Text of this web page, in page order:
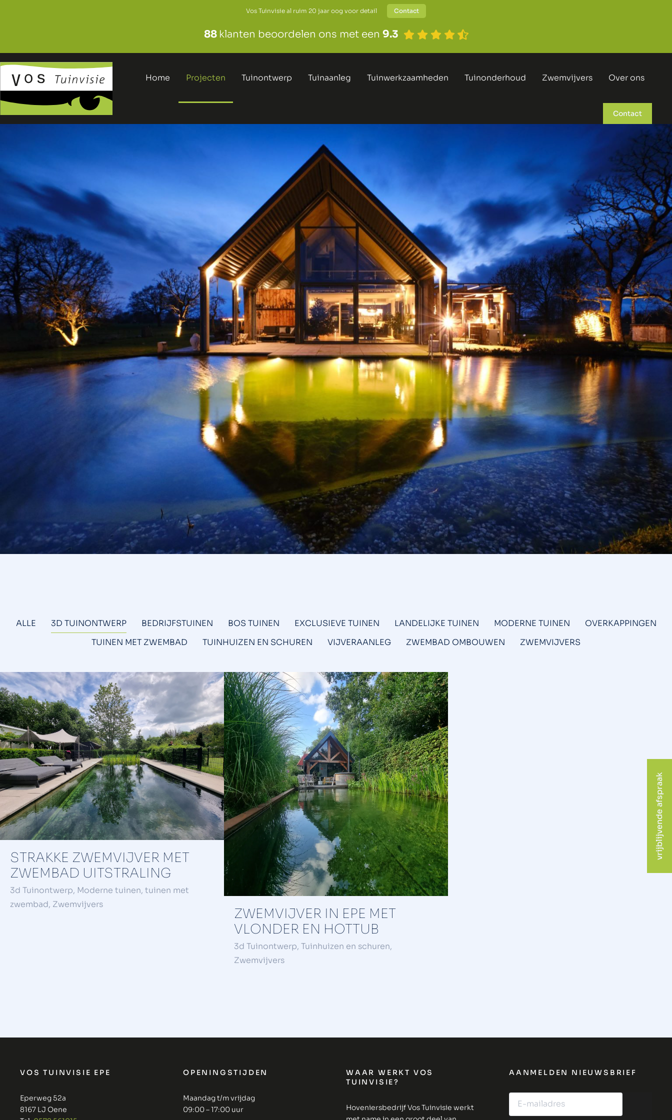
Vos Tuinvisie al ruim 20 jaar oog voor detail Contact
88 klanten beoordelen ons met een 9.3
Home Projecten Tuinontwerp Tuinaanleg Tuinwerkzaamheden Tuinonderhoud Zwemvijvers Over ons
Contact
vrijblijvende afspraak
ALLE 3D TUINONTWERP BEDRIJFSTUINEN BOS TUINEN EXCLUSIEVE TUINEN LANDELIJKE TUINEN MODERNE TUINEN
OVERKAPPINGEN
TUINEN MET ZWEMBAD
TUINHUIZEN EN SCHUREN VIJVERAANLEG ZWEMBAD OMBOUWEN ZWEMVIJVERS
STRAKKE ZWEMVIJVER MET
ZWEMBAD UITSTRALING
3d Tuinontwerp, Moderne tuinen, tuinen met
zwembad, Zwemvijvers
ZWEMVIJVER IN EPE MET
VLONDER EN HOTTUB
3d Tuinontwerp, Tuinhuizen en schuren,
Zwemvijvers
VOS TUINVISIE EPE
Eperweg 52a
8167 LJ Oene
OPENINGSTIJDEN
Maandag t/m vrijdag
09:00 – 17:00 uur
WAAR WERKT VOS
TUINVISIE?
Hoveniersbedrijf Vos Tuinvisie werkt
AANMELDEN NIEUWSBRIEF